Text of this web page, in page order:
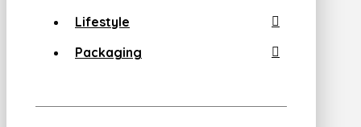
Lifestyle
Packaging